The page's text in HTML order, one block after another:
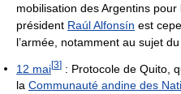
mobilisation des Argentins
président Raúl Alfonsín est
l’armée, notamment au sujet
12 mai[3] : Protocole de Quito,
la Communauté andine des